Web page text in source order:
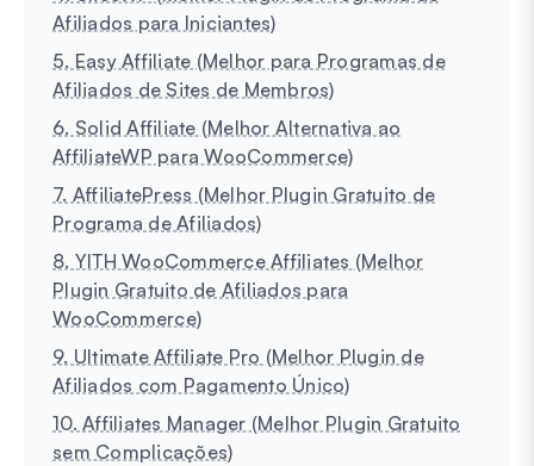
Afiliados para Iniciantes)
5. Easy Affiliate (Melhor para Programas de
Afiliados de Sites de Membros)
6. Solid Affiliate (Melhor Alternativa ao
AffiliateWP para WooCommerce)
7. AffiliatePress (Melhor Plugin Gratuito de
Programa de Afiliados)
8. YITH WooCommerce Affiliates (Melhor
Plugin Gratuito de Afiliados para
WooCommerce)
9. Ultimate Affiliate Pro (Melhor Plugin de
Afiliados com Pagamento Único)
10. Affiliates Manager (Melhor Plugin Gratuito
sem Complicações)